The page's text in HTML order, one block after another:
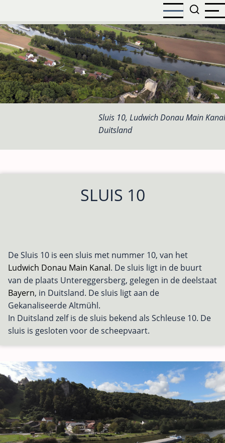
naar
de
inhoud
gaan
Sluis 10, Ludwich Donau Main
Duitsland
SLUIS 10
De Sluis 10 is een sluis met nummer 10, van het
Ludwich Donau Main Kanal. De sluis ligt in de buurt
van de plaats Untereggersberg, gelegen in de deelstaat
Bayern, in Duitsland. De sluis ligt aan de
Gekanaliseerde Altmühl.
In Duitsland zelf is de sluis bekend als Schleuse 10. De
sluis is gesloten voor de scheepvaart.